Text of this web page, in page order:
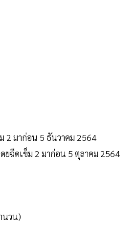
2 มาก่อน 5 ธันวาคม 2564
ยฉีดเข็ม 2 มาก่อน 5 ตุลาคม 2564
นวน)